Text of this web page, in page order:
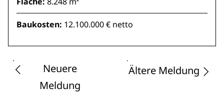
Baukosten: 12.100.000 € netto
Neuere
Meldung
Ältere Meldung